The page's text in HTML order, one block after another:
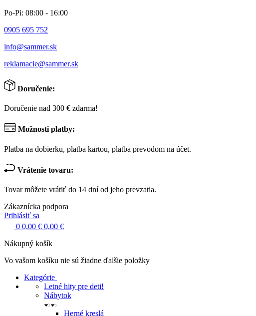
Po-Pi: 08:00 - 16:00
0905 695 752
info@sammer.sk
reklamacie@sammer.sk
Doručenie:
Doručenie nad 300 € zdarma!
Možnosti platby:
Platba na dobierku, platba kartou, platba prevodom na účet.
Vrátenie tovaru:
Tovar môžete vrátiť do 14 dní od jeho prevzatia.
Zákaznícka podpora
Prihlásiť sa
0 0,00 € 0,00 €
Nákupný košík
Vo vašom košíku nie sú žiadne ďalšie položky
Kategórie
Letné hity pre deti!
Nábytok
Herné kreslá